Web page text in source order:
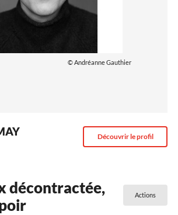
© Andréanne Gauthier
Découvrir le profil
décontractée,
Actions